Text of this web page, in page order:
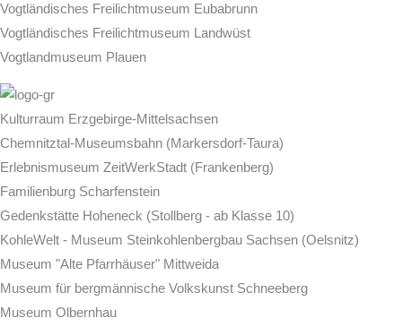
Vogtländisches Freilichtmuseum Eubabrunn
Vogtländisches Freilichtmuseum Landwüst
Vogtlandmuseum Plauen
Kulturraum Erzgebirge-Mittelsachsen
Chemnitztal-Museumsbahn (Markersdorf-Taura)
Erlebnismuseum ZeitWerkStadt (Frankenberg)
Familienburg Scharfenstein
Gedenkstätte Hoheneck (Stollberg - ab Klasse 10)
KohleWelt - Museum Steinkohlenbergbau Sachsen (Oelsnitz)
Museum "Alte Pfarrhäuser" Mittweida
Museum für bergmännische Volkskunst Schneeberg
Museum Olbernhau